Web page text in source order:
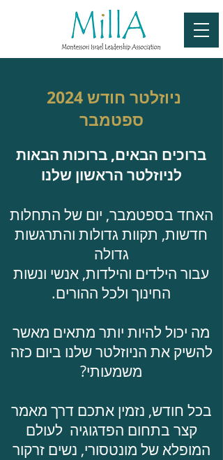
2024 ניוזלטר חודש
ספטמבר
ברוכים הבאים, ברוכות הבאות
לניוזלטר הראשון שלנו
האחד בספטמבר, יום של התחלות
חדשות, תקוות גדולות והתרגשות
גדולה
עבור הילדים והילדות, אנשי ונשות
החינוך ולכל ההורים.
מה יכול להיות יותר מתאים מאשר
להשיק את הניוזלטר שלנו ביום כזה
משמעותי?
בכל חודש, נזמין אתכם דרך מאמר
קצר בתחום הפדגוגיה לעולם
המופלא של מונטסורי, נשים זרקור